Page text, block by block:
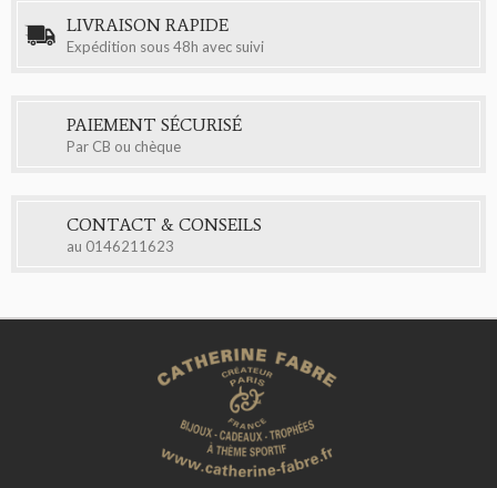
LIVRAISON RAPIDE
Expédition sous 48h avec suivi
PAIEMENT SÉCURISÉ
Par CB ou chèque
CONTACT & CONSEILS
au 0146211623